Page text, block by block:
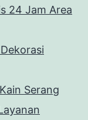
24 Jam Area
Serang